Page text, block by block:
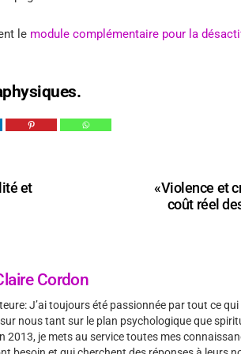
le module complémentaire pour la
et
«Violence et
coût réel
Cordon
J’ai toujours été passionnée par tout ce
nous tant sur le plan psychologique que
2013, je mets au service toutes mes